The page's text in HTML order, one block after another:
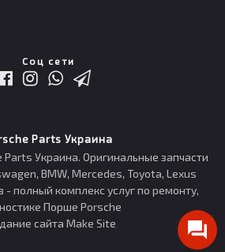
Соц сети
Parts Украина
Украина. Оригинальные запчасти
BMW, Mercedes, Toyota, Lexus
- полный комплекс услуг по ремонту,
Порше Porsche
сайта Make Site